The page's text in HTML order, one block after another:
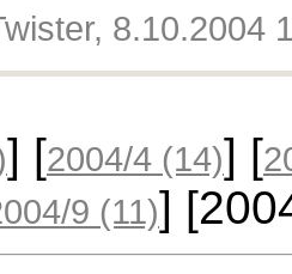
8.10.2004
] [2004/4 (14)] [
9 (11)]